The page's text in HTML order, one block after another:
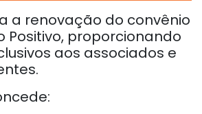
a renovação do convênio
Positivo, proporcionando
aos associados e